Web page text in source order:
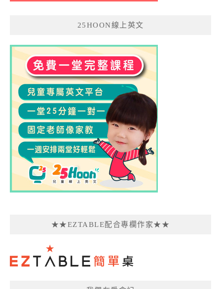
25HOON線上英文
★★EZTABLE配合專欄作家★★